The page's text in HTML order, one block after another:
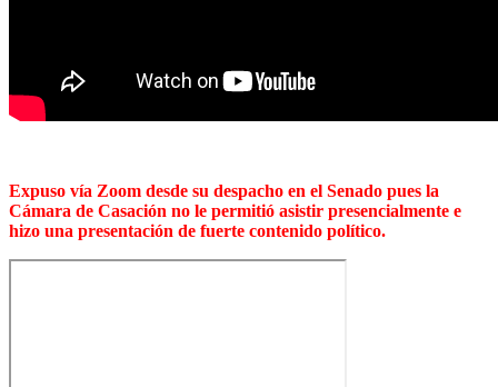
Expuso vía Zoom desde su despacho en el Senado pues la
Cámara de Casación no le permitió asistir presencialmente e
hizo una presentación de fuerte contenido político.